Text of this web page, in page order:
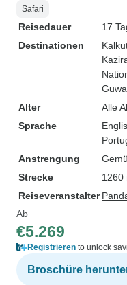
Safari
Reisedauer
17
Destinationen
Alter
Alle
Sprache
Anstrengung
Strecke
1260
Reiseveranstalter
Ab
€5.269
Registrieren to unlock
Broschüre